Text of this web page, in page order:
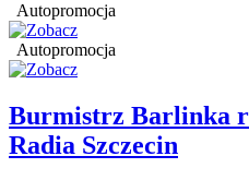
Autopromocja
Autopromocja
Burmistrz Barlinka
Radia Szczecin